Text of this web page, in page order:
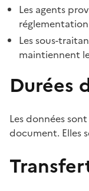
Les agents
Les sous-
maintiennent
Durées
Les données
document. Elles